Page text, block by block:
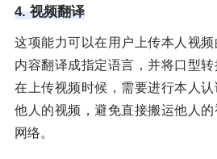
4. 视频翻译
这项能力可以在用户上传本人视
内容翻译成指定语言，并将口型转
在上传视频时候，需要进行本人
他人的视频，避免直接搬运他人
网络。